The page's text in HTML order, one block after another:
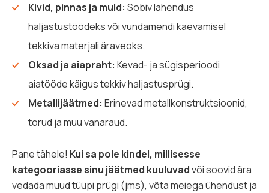
Kivid, pinnas ja muld: Sobiv lahendus
haljastustöödeks või vundamendi kaevamisel
tekkiva materjali äraveoks.
Oksad ja aiapraht: Kevad- ja sügisperioodi
aiatööde käigus tekkiv haljastusprügi.
Metallijäätmed: Erinevad metallkonstruktsioonid,
torud ja muu vanaraud.
Pane tähele! Kui sa pole kindel, millisesse
kategooriasse sinu jäätmed kuuluvadvõi soovid ära
vedada muud tüüpi prügi (jms), võta meiega ühendust ja